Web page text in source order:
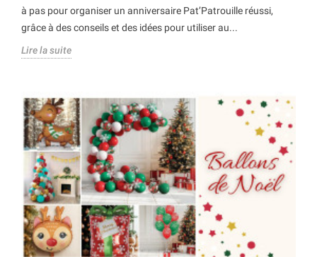
à pas pour organiser un anniversaire Pat’Patrouille réussi,
grâce à des conseils et des idées pour utiliser au...
Lire la suite